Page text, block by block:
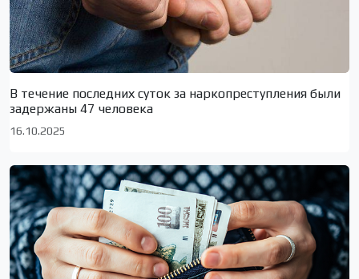
В течение последних суток за наркопреступления были
задержаны 47 человека
16.10.2025